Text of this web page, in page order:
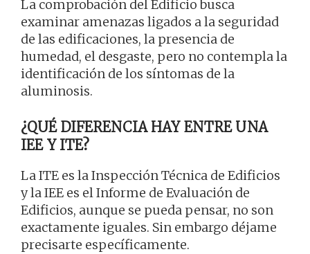
La comprobación del Edificio busca
examinar amenazas ligados a la seguridad
de las edificaciones, la presencia de
humedad, el desgaste, pero no contempla la
identificación de los síntomas de la
aluminosis.
¿QUÉ DIFERENCIA HAY ENTRE UNA
IEE Y ITE?
La ITE es la Inspección Técnica de Edificios
y la IEE es el Informe de Evaluación de
Edificios, aunque se pueda pensar, no son
exactamente iguales. Sin embargo déjame
precisarte específicamente.